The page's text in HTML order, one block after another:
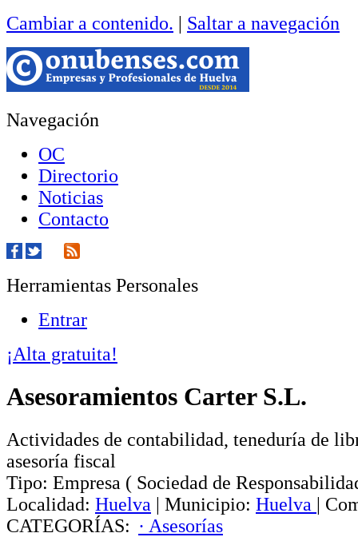
Cambiar a contenido. | Saltar a navegación
Navegación
OC
Directorio
Noticias
Contacto
Herramientas Personales
Entrar
¡Alta gratuita!
Asesoramientos Carter S.L.
Actividades de contabilidad, teneduría de
asesoría fiscal
Tipo: Empresa ( Sociedad de
Localidad: Huelva | Municipio: Huelva |
CATEGORÍAS: · Asesorías